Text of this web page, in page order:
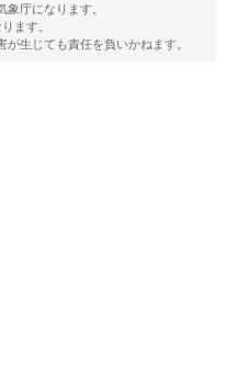
庁になります。
ます。
生じても責任を負いかねます。